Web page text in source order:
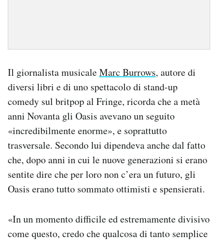
Il giornalista musicaleMarc Burrows, autore di
diversi libri e di uno spettacolo di stand-up
comedy sul britpop al Fringe, ricorda che a metà
anni Novanta gli Oasis avevano un seguito
«incredibilmente enorme», e soprattutto
trasversale. Secondo lui dipendeva anche dal fatto
che, dopo anni in cui le nuove generazioni si erano
sentite dire che per loro non c’era un futuro, gli
Oasis erano tutto sommato ottimisti e spensierati.
«In un momento difficile ed estremamente divisivo
come questo, credo che qualcosa di tanto semplice